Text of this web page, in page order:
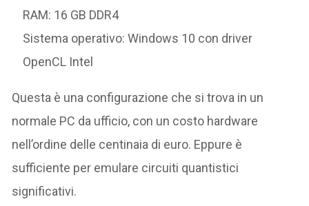
RAM: 16 GB DDR4
Sistema operativo: Windows 10 con driver
OpenCL Intel
Questa è una configurazione che si trova in un
normale PC da ufficio, con un costo hardware
nell’ordine delle centinaia di euro. Eppure è
sufficiente per emulare circuiti quantistici
significativi.